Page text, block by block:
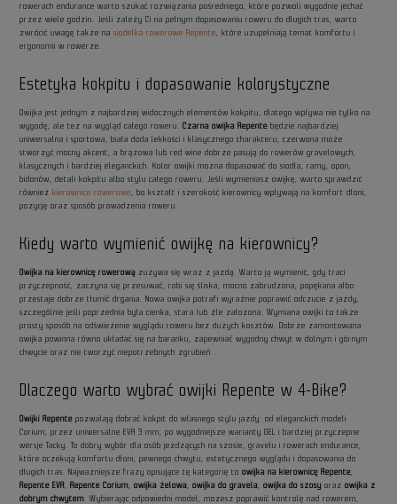
rowerach endurance warto szukać rozwiązania pośredniego, które pozwoli wygodnie jechać
przez wiele godzin. Jeśli zależy Ci na pełnym dopasowaniu roweru do długich tras, warto
zwrócić uwagę także nasiodełka rowerowe Repente
, które uzupełniają temat komfortu i
ergonomii w rowerze.
Estetyka kokpitu i dopasowanie kolorystyczne
Owijka jest jednym z najbardziej widocznych elementów kokpitu, dlatego wpływa nie tylko na
wygodę, ale też na wygląd całego roweru. Czarna owijka Repente będzie najbardziej
uniwersalna i sportowa, biała doda lekkości i klasycznego charakteru, czerwona może
stworzyć mocny akcent, a brązowa lub red wine dobrze pasują do rowerów gravelowych,
klasycznych i bardziej eleganckich. Kolor owijki można dopasować do siodła, ramy, opon,
bidonów, detali kokpitu albo stylu całego roweru. Jeśli wymieniasz owijkę, warto sprawdzić
również kierownice rowerowe
, bo kształt i szerokość kierownicy wpływają na komfort dłoni,
pozycję oraz sposób prowadzenia roweru.
Kiedy warto wymienić owijkę na kierownicy?
Owijka na kierownicę rowerową zużywa się wraz z jazdą. Warto ją wymienić, gdy traci
przyczepność, zaczyna się przesuwać, robi się śliska, mocno zabrudzona, popękana albo
przestaje dobrze tłumić drgania. Nowa owijka potrafi wyraźnie poprawić odczucie z jazdy,
szczególnie jeśli poprzednia była cienka, stara lub źle założona. Wymiana owijki to także
prosty sposób na odświeżenie wyglądu roweru bez dużych kosztów. Dobrze zamontowana
owijka powinna równo układać się na baranku, zapewniać wygodny chwyt w dolnym i górnym
chwycie oraz nie tworzyć niepotrzebnych zgrubień.
Dlaczego warto wybrać owijki Repente w 4-Bike?
Owijki Repente pozwalają dobrać kokpit do własnego stylu jazdy: od eleganckich modeli
Corium, przez uniwersalne EVA 3 mm, po wygodniejsze warianty GEL i bardziej przyczepne
wersje Tacky. To dobry wybór dla osób jeżdżących na szosie, gravelu i rowerach endurance,
które oczekują komfortu dłoni, pewnego chwytu, estetycznego wyglądu i dopasowania do
długich tras. Najważniejsze frazy opisujące tę kategorię toowijka na kierownicę Repente
Repente EVA
Repente Corium ,owijka żelowa ,owijka do gravela ,owijka do szosy orazowijka z
dobrym chwytem . Wybierając odpowiedni model, możesz poprawić kontrolę nad rowerem,